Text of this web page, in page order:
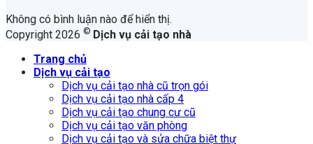
Không có bình luận nào để hiển thị.
Copyright 2026 © Dịch vụ cải tạo nhà
Trang chủ
Dịch vụ cải tạo
Dịch vụ cải tạo nhà cũ trọn gói
Dịch vụ cải tạo nhà cấp 4
Dịch vụ cải tạo chung cư cũ
Dịch vụ cải tạo văn phòng
Dịch vụ cải tạo và sửa chữa biệt thự